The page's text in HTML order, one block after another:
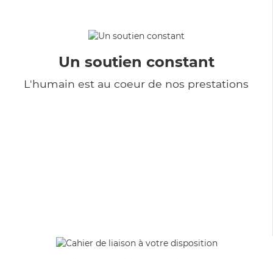
Un soutien constant
L'humain est au coeur de nos prestations